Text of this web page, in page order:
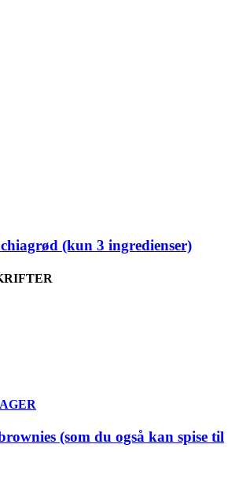
(kun 3 ingredienser)
(som du også kan spise til